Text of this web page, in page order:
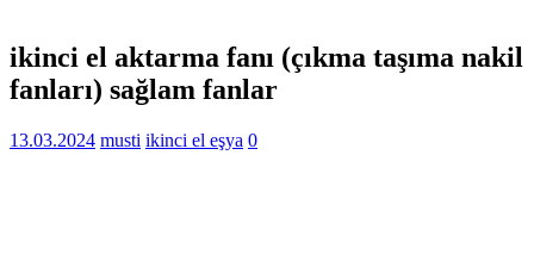
ikinci el aktarma fanı (çıkma taşıma nakil
fanları) sağlam fanlar
13.03.2024 musti ikinci el eşya 0